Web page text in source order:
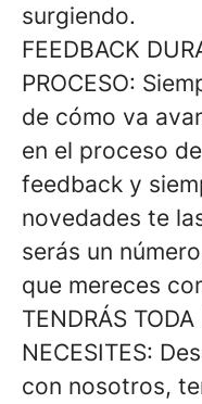
surgiendo.
FEEDBACK
PROCESO:
de cómo va
en el proceso
feedback y
novedades te
serás un
que mereces
TENDRÁS
NECESITES:
con nosotros,